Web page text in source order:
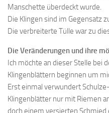
Manschette überdeckt wurde.
Die Klingen sind im Gegensatz
Die verbreiterte Tülle war zu
Die Veränderungen und ihre
Ich möchte an dieser Stelle bei
Klingenblättern beginnen um
Erst einmal verwundert
Klingenblätter nur mit Riemen
doch einem versierten